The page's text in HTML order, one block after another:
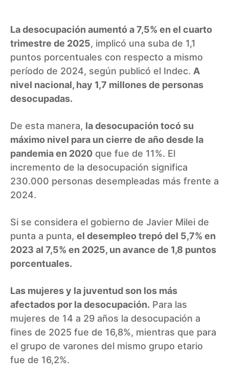
La desocupación aumentó a 7,5% en el cuarto
trimestre de 2025, implicó una suba de 1,1
puntos porcentuales con respecto a mismo
período de 2024, según publicó el Indec. A
nivel nacional, hay 1,7 millones de personas
desocupadas.
De esta manera, la desocupación tocó su
máximo nivel para un cierre de año desde la
pandemia en 2020 que fue de 11%. El
incremento de la desocupación significa
230.000 personas desempleadas más frente a
2024.
Si se considera el gobierno de Javier Milei de
punta a punta, el desempleo trepó del 5,7% en
2023 al 7,5% en 2025, un avance de 1,8 puntos
porcentuales.
Las mujeres y la juventud son los más
afectados por la desocupación. Para las
mujeres de 14 a 29 años la desocupación a
fines de 2025 fue de 16,8%, mientras que para
el grupo de varones del mismo grupo etario
fue de 16,2%.